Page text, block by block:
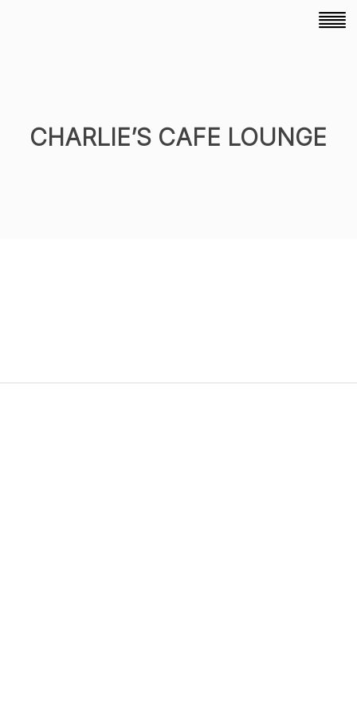
CHARLIE’S CAFE LOUNGE